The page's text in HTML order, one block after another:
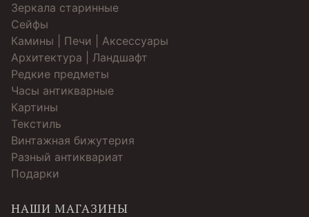
Зеркала старинные
Cейфы
Камины | Печи | Аксессуары
Архитектура | Ландшафт
Редкие предметы
Часы антикварные
Картины
Текстиль
Винтажная бижутерия
Разный антиквариат
Подарки
НАШИ МАГАЗИНЫ